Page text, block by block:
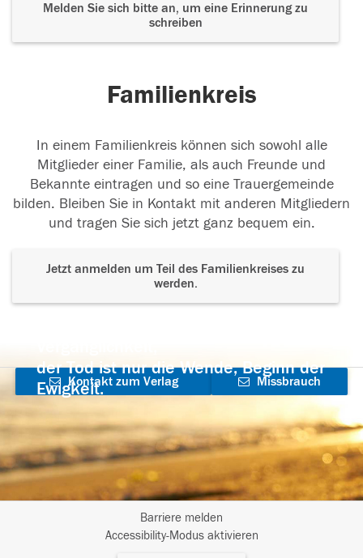
Melden Sie sich bitte an, um eine Erinnerung zu
schreiben
Familienkreis
In einem Familienkreis können sich sowohl alle
Mitglieder einer Familie, als auch Freunde und
Bekannte eintragen und so eine Trauergemeinde
bilden. Bleiben Sie in Kontakt mit anderen Mitgliedern
und tragen Sie sich jetzt ganz bequem ein.
Jetzt anmelden um Teil des Familienkreises zu
werden.
der Tod ist nur die Wende, Beginn der
Ewigkeit.
Kontakt zum Verlag
aufnehmen
Missbrauch
Barriere melden
Accessibility-Modus aktivieren